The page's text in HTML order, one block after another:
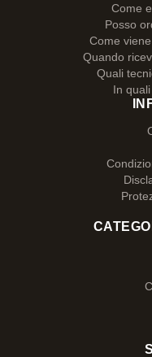
Come
Posso
Come
Quando
Quali
In